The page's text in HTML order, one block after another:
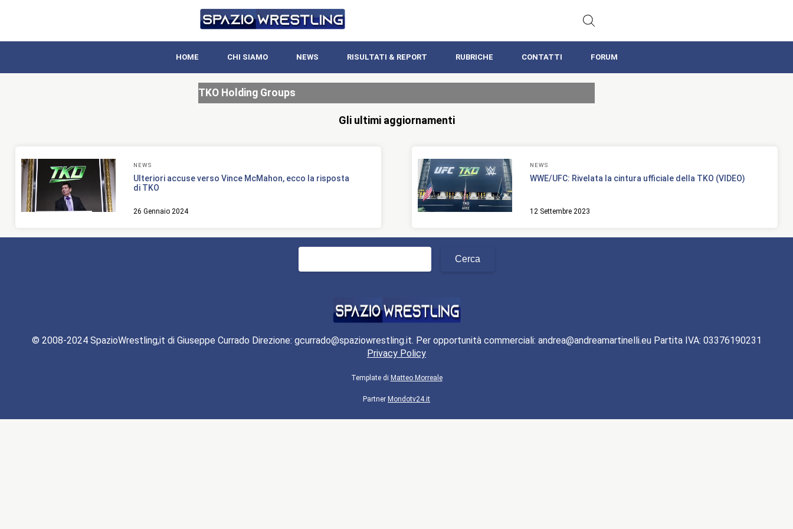
HOME CHI SIAMO NEWS RISULTATI & REPORT RUBRICHE CONTATTI FORUM
TKO Holding Groups
Gli ultimi aggiornamenti
NEWS
Ulteriori accuse verso Vince McMahon, ecco la risposta
di TKO
26 Gennaio 2024
NEWS
WWE/UFC: Rivelata la cintura ufficiale della TKO (VIDEO)
12 Settembre 2023
© 2008-2024 SpazioWrestling,it di Giuseppe Currado Direzione: gcurrado@spaziowrestling.it. Per opportunità commerciali: andrea@andreamartinelli.eu Partita IVA: 03376190231
Privacy Policy
Template di Matteo Morreale
Partner Mondotv24.it